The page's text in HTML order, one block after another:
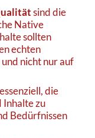
sind die
Native
sollten
echten
nicht nur auf
die
Inhalte zu
Bedürfnissen